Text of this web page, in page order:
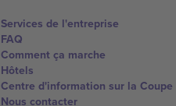
Services de l'entreprise
FAQ
Comment ça marche
Hôtels
Centre d'information sur la Coupe
Nous contacter